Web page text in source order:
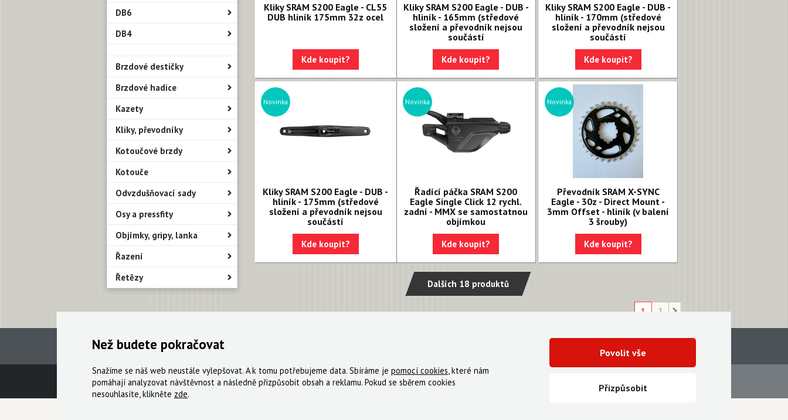
DB6
DB4
Brzdové destičky
Brzdové hadice
Kazety
Kliky, převodníky
Kotoučové brzdy
Kotouče
Odvzdušňovací sady
Osy a pressfity
Objímky, gripy, lanka
Řazení
Řetězy
Kliky SRAM S200 Eagle - CL55
DUB hliník 175mm 32z ocel
Kde koupit?
Kliky SRAM S200 Eagle - DUB -
hliník - 165mm (středové
složení a převodník nejsou
součástí
Kde koupit?
Kliky SRAM S200 Eagle - DUB -
hliník - 170mm (středové
složení a převodník nejsou
součástí
Kde koupit?
Novinka
Kliky SRAM S200 Eagle - DUB -
hliník - 175mm (středové
složení a převodník nejsou
součástí
Kde koupit?
Novinka
Řadící páčka SRAM S200
Eagle Single Click 12 rychl.
zadní - MMX se samostatnou
objímkou
Kde koupit?
Novinka
Převodník SRAM X-SYNC
Eagle - 30z - Direct Mount -
3mm Offset - hliník (v balení
3 šrouby)
Kde koupit?
Dalších 18 produktů
1 2
Technická podpora Obchodní podmínky Registrace Reklamace Kde nakoupit
Než budete pokračovat
Snažíme se náš web neustále vylepšovat. A k tomu potřebujeme data. Sbíráme je pomocí cookies, které nám
pomáhají analyzovat návštěvnost a následně přizpůsobit obsah a reklamu. Pokud se sběrem cookies
nesouhlasíte, klikněte zde.
Přizpůsobit
Povolit vše